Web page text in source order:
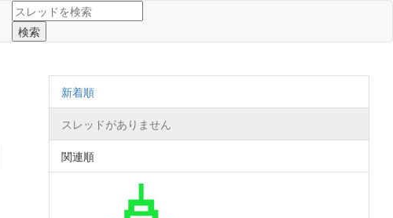
新着順
スレッドがありません
関連順